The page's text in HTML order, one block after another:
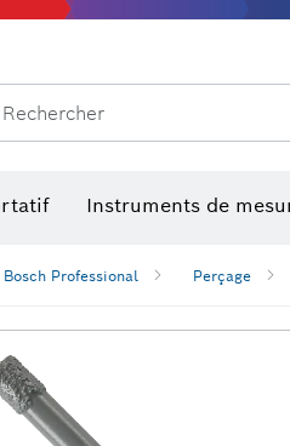
Rechercher
Instruments de
Professional Perçage